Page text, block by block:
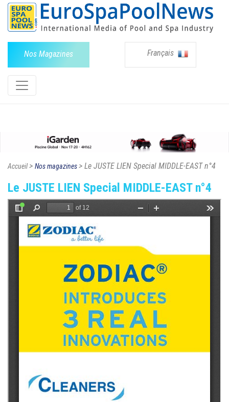
Nos Magazines Français
Accueil> Nos magazines> Le JUSTE LIEN Special MIDDLE-EAST n°4
Le JUSTE LIEN Special MIDDLE-EAST n°4